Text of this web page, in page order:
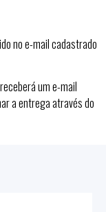
no e-mail cadastrado
um e-mail
a entrega através do